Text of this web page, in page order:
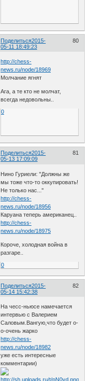
Поделиться 80
2015-
05-11 18:49:23
http://chess-
news.ru/node/18969
Молчание ягнят
Ага, а те кто не молчат,
всегда недовольны..
0
Поделиться 81
2015-
05-13 17:09:09
Нино Гуриели: "Должны же
мы тоже что-то оккупировать!
Не только нас..."
http://chess-
news.ru/node/18956
Каруана теперь американец..
http://chess-
news.ru/node/18975
Короче, холодная война в
разгаре..
0
Поделиться 82
2015-
05-14 15:42:38
На чесс-ньюсе намечается
интервью с Валерием
Саловым.Вангую,что будет о-
о-очень жарко
http://chess-
news.ru/node/18982
уже есть интересные
комментарии)